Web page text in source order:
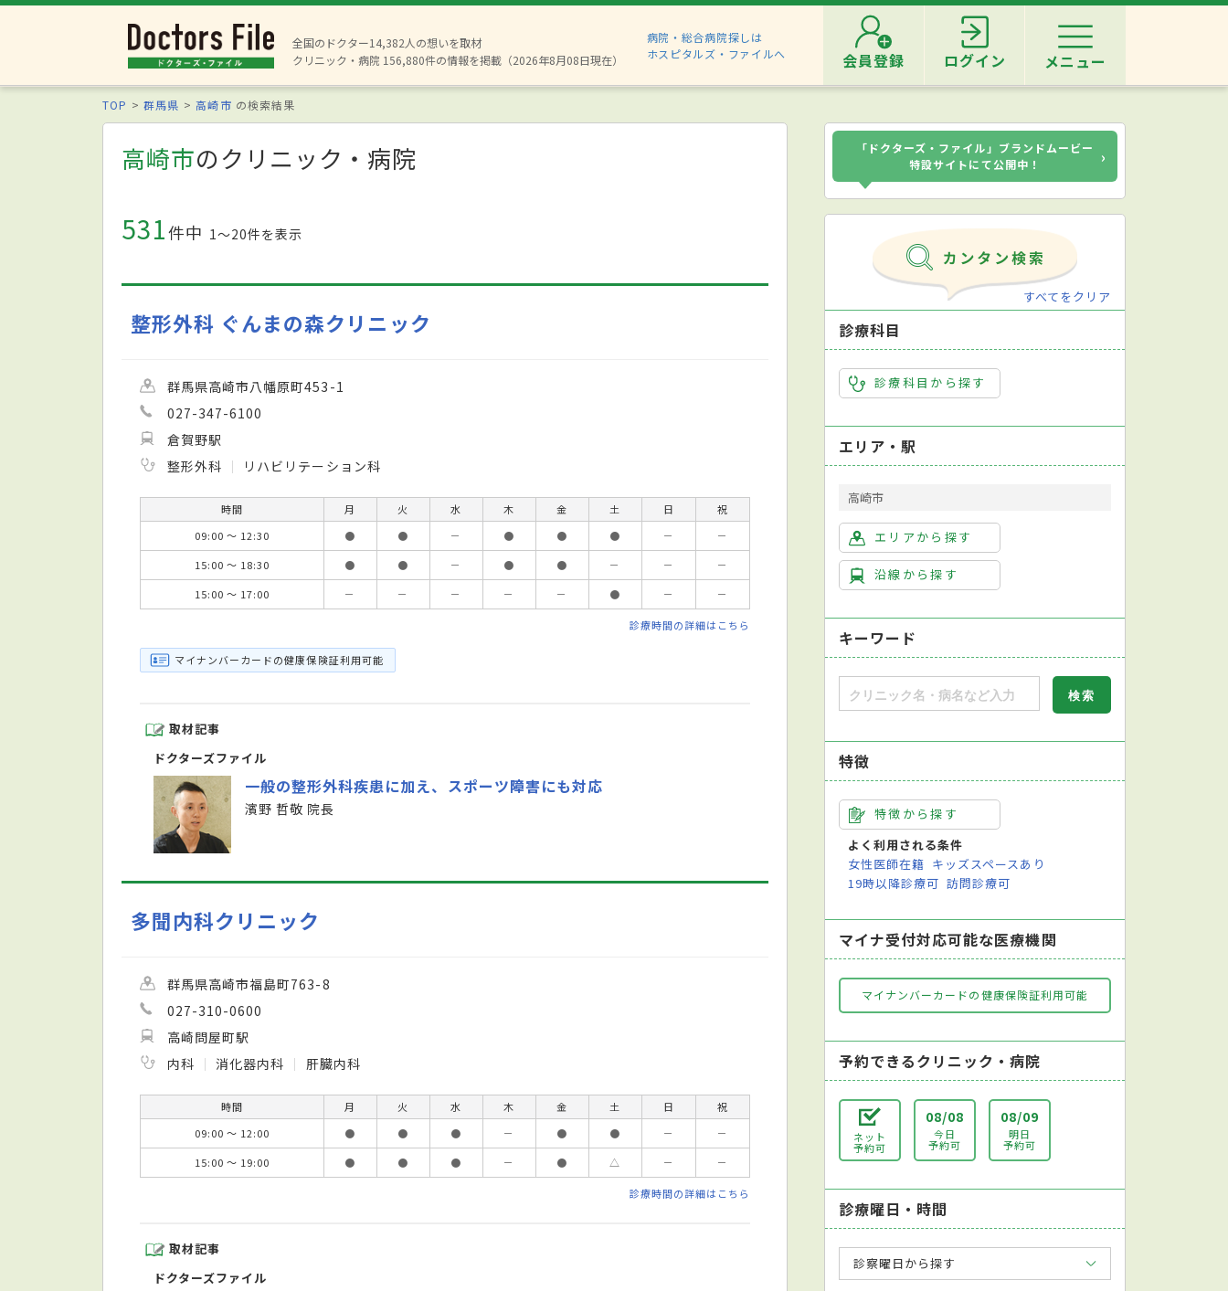
全国のドクター14,382人の想いを取材
クリニック・病院 156,880件の情報を掲載（2026年8月08日現在）
病院・総合病院探しは
ホスピタルズ・ファイルへ
会員登録 ログイン メニュー
TOP 群馬県 高崎市 の検索結果
高崎市のクリニック・病院
531件中 1〜20件を表示
整形外科 ぐんまの森クリニック
群馬県高崎市八幡原町453-1
027-347-6100
倉賀野駅
整形外科
リハビリテーション科
時間 月 火 水 木 金 土 日
祝
09:00 ～ 12:30
● ● － ● ● ● －
－
15:00 ～ 18:30
● ● － ● ● － －
－
15:00 ～ 17:00
－ － － － － ● － －
診療時間の詳細はこちら
マイナンバーカードの健康保険証利用可能
取材記事
ドクターズファイル
一般の整形外科疾患に加え、スポーツ障害にも対応
濱野 哲敬 院長
多聞内科クリニック
群馬県高崎市福島町763-8
027-310-0600
高崎問屋町駅
内科
消化器内科 肝臓内科
時間 月 火 水 木 金 土 日
祝
09:00 ～ 12:00
● ● ● － ● ● －
－
15:00 ～ 19:00
● ● ● － ● △ － －
診療時間の詳細はこちら
取材記事
ドクターズファイル
「ドクターズ・ファイル」ブランドムービー
特設サイトにて公開中！
›
すべてをクリア
診療科目
診療科目から探す
エリア・駅
高崎市
エリアから探す
沿線から探す
キーワード
特徴
特徴から探す
よく利用される条件
女性医師在籍 キッズスペースあり
19時以降診療可 訪問診療可
マイナ受付対応可能な医療機関
マイナンバーカードの健康保険証利用可能
予約できるクリニック・病院
ネット
予約可
08/08
今日
予約可
08/09
明日
予約可
診療曜日・時間
診察曜日から探す